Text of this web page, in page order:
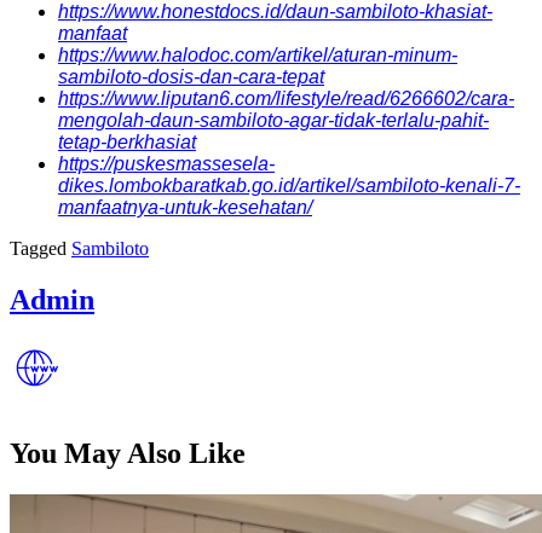
https://www.honestdocs.id/daun-sambiloto-khasiat-
manfaat
https://www.halodoc.com/artikel/aturan-minum-
sambiloto-dosis-dan-cara-tepat
https://www.liputan6.com/lifestyle/read/6266602/cara-
mengolah-daun-sambiloto-agar-tidak-terlalu-pahit-
tetap-berkhasiat
https://puskesmassesela-
dikes.lombokbaratkab.go.id/artikel/sambiloto-kenali-7-
manfaatnya-untuk-kesehatan/
Tagged Sambiloto
Admin
You May Also Like